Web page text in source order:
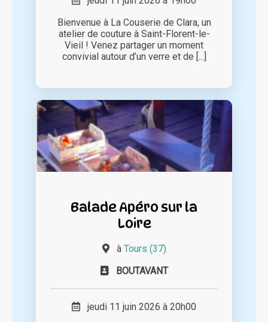
Bienvenue à La Couserie de Clara, un
atelier de couture à Saint-Florent-le-
Vieil ! Venez partager un moment
convivial autour d’un verre et de [...]
Balade Apéro sur la
Loire
à Tours (37)
BOUTAVANT
jeudi 11 juin 2026 à 20h00